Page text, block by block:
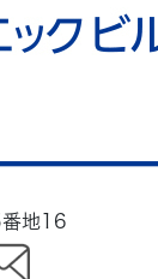
番地16